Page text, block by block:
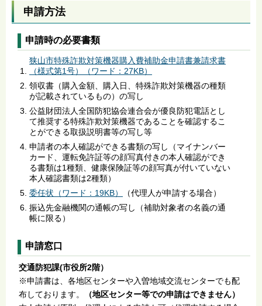
申請方法
申請時の必要書類
狭山市特殊詐欺対策機器購入費補助金申請書兼請求書
（様式第1号）（ワード：27KB）
領収書（購入金額、購入日、特殊詐欺対策機器の種類
が記載されているもの）の写し
公益財団法人全国防犯協会連合会が優良防犯電話とし
て推奨する特殊詐欺対策機器であることを確認するこ
とができる取扱説明書等の写し等
申請者の本人確認ができる書類の写し（マイナンバー
カード、運転免許証等の顔写真付きの本人確認ができ
る書類は1種類、健康保険証等の顔写真が付いていない
本人確認書類は2種類）
委任状（ワード：19KB）
（代理人が申請する場合）
振込先金融機関の通帳の写し（補助対象者の名義の通
帳に限る）
申請窓口
交通防犯課(市役所2階）
※申請書は、各地区センターや入曽地域交流センターでも配
布しております。
（地区センター等での申請はできません）